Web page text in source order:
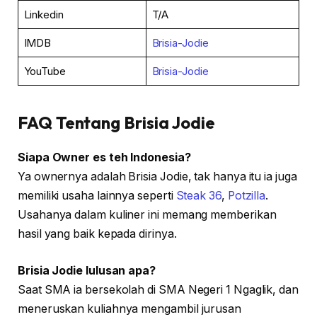
Linkedin T/A
IMDB Brisia-Jodie
YouTube Brisia-Jodie
FAQ Tentang Brisia Jodie
Siapa Owner es teh Indonesia?
Ya ownernya adalah Brisia Jodie, tak hanya itu ia juga
memiliki usaha lainnya seperti Steak 36, Potzilla.
Usahanya dalam kuliner ini memang memberikan
hasil yang baik kepada dirinya.
Brisia Jodie lulusan apa?
Saat SMA ia bersekolah di SMA Negeri 1 Ngaglik, dan
meneruskan kuliahnya mengambil jurusan